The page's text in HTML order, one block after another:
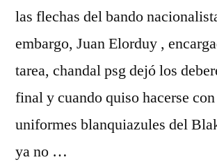
las flechas del bando
embargo, Juan Elorduy ,
tarea, chandal psg dejó los
final y cuando quiso hacerse
uniformes blanquiazules del
ya no …